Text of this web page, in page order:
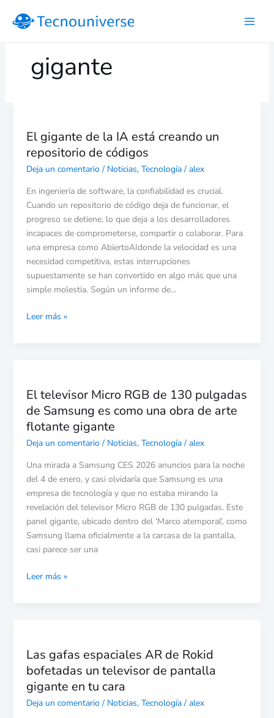
gigante
El gigante de la IA está creando un
repositorio de códigos
Deja un comentario / Noticias, Tecnología/ alex
En ingeniería de software, la confiabilidad es crucial.
Cuando un repositorio de código deja de funcionar, el
progreso se detiene, lo que deja a los desarrolladores
incapaces de comprometerse, compartir o colaborar. Para
una empresa como AbiertoAIdonde la velocidad es una
necesidad competitiva, estas interrupciones
supuestamente se han convertido en algo más que una
simple molestia. Según un informe de…
de
la
IA
creando
un
repositorio
de
códigos
Leer más »
El televisor Micro RGB de 130 pulgadas
de Samsung es como una obra de arte
flotante gigante
Deja un comentario / Noticias, Tecnología/ alex
Una mirada a Samsung CES 2026 anuncios para la noche
del 4 de enero, y casi olvidaría que Samsung es una
empresa de tecnología y que no estaba mirando la
revelación del televisor Micro RGB de 130 pulgadas. Este
panel gigante, ubicado dentro del ‘Marco atemporal’, como
Samsung llama oficialmente a la carcasa de la pantalla,
casi parece ser una
Micro
RGB
de
130
pulgadas
de
Samsung
es
como
una
obra
de
flotante
Leer más »
Las gafas espaciales AR de Rokid
bofetadas un televisor de pantalla
gigante en tu cara
Deja un comentario / Noticias, Tecnología/ alex
espaciales
AR
de
Rokid
bofetadas